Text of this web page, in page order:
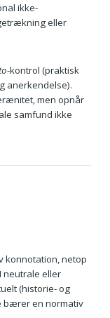
ikke-
eller
-kontrol (praktisk
anerkendelse).
men opnår
samfund ikke
konnotation, netop
eller
(historie- og
bærer en normativ